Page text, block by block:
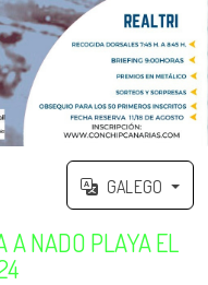
GALEGO
A NADO PLAYA EL